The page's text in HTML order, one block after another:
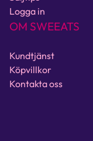
Logga in
OM SWEEATS
Kundtjänst
Köpvillkor
Kontakta oss